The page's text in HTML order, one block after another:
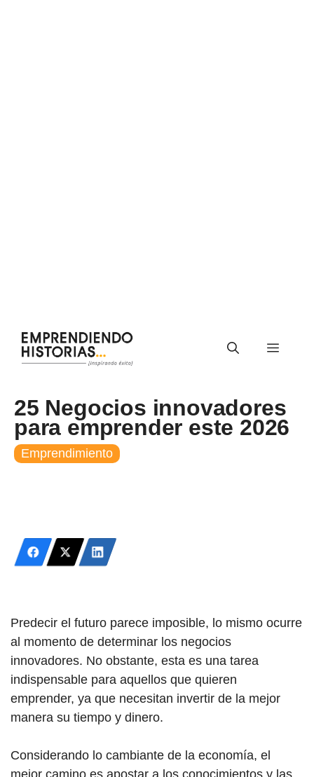
contenido
Menú
25 Negocios innovadores
para emprender este 2026
Emprendimiento
Predecir el futuro parece imposible, lo mismo ocurre
al momento de determinar los negocios
innovadores. No obstante, esta es una tarea
indispensable para aquellos que quieren
emprender, ya que necesitan invertir de la mejor
manera su tiempo y dinero.
Considerando lo cambiante de la economía, el
mejor camino es apostar a los conocimientos y las